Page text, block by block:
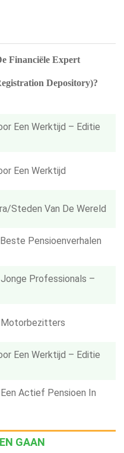
Financiële Expert
Depository)?
Een Werktijd – Editie
Een Werktijd
steden Van De Wereld
Pensioenverhalen
Professionals –
Motorbezitters
Een Werktijd – Editie
Actief Pensioen In
GAAN